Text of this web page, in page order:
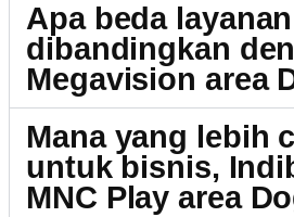
Apa beda
dibandingkan
Megavision area
Mana yang lebih
untuk bisnis,
MNC Play area